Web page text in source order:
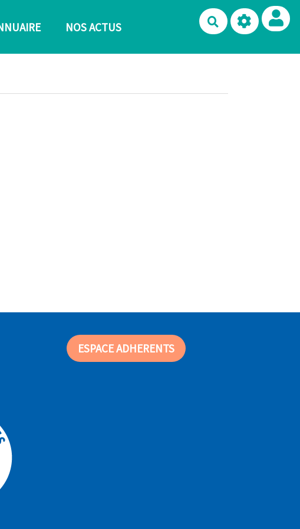
NOS ACTUS Rechercher
ESPACE ADHERENTS